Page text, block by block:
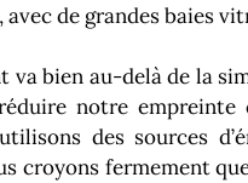
de grandes baies
va bien au-delà de la
notre
des sources
croyons fermement